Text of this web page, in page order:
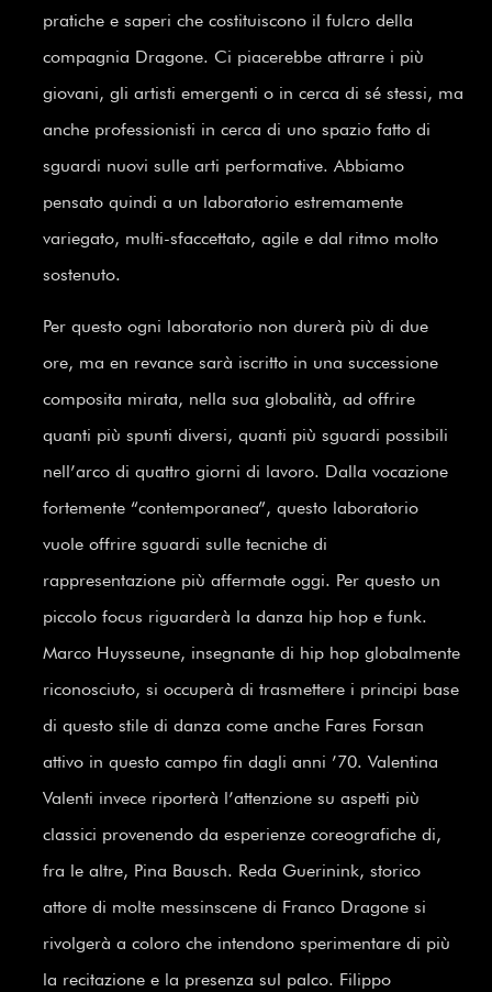
pratiche e saperi che costituiscono il fulcro della
compagnia Dragone. Ci piacerebbe attrarre i più
giovani, gli artisti emergenti o in cerca di sé stessi, ma
anche professionisti in cerca di uno spazio fatto di
sguardi nuovi sulle arti performative. Abbiamo
pensato quindi a un laboratorio estremamente
variegato, multi-sfaccettato, agile e dal ritmo molto
sostenuto.
Per questo ogni laboratorio non durerà più di due
ore, ma en revance sarà iscritto in una successione
composita mirata, nella sua globalità, ad offrire
quanti più spunti diversi, quanti più sguardi possibili
nell’arco di quattro giorni di lavoro. Dalla vocazione
fortemente “contemporanea”, questo laboratorio
vuole offrire sguardi sulle tecniche di
rappresentazione più affermate oggi. Per questo un
piccolo focus riguarderà la danza hip hop e funk.
Marco Huysseune, insegnante di hip hop globalmente
riconosciuto, si occuperà di trasmettere i principi base
di questo stile di danza come anche Fares Forsan
attivo in questo campo fin dagli anni ’70. Valentina
Valenti invece riporterà l’attenzione su aspetti più
classici provenendo da esperienze coreografiche di,
fra le altre, Pina Bausch. Reda Guerinink, storico
attore di molte messinscene di Franco Dragone si
rivolgerà a coloro che intendono sperimentare di più
la recitazione e la presenza sul palco. Filippo